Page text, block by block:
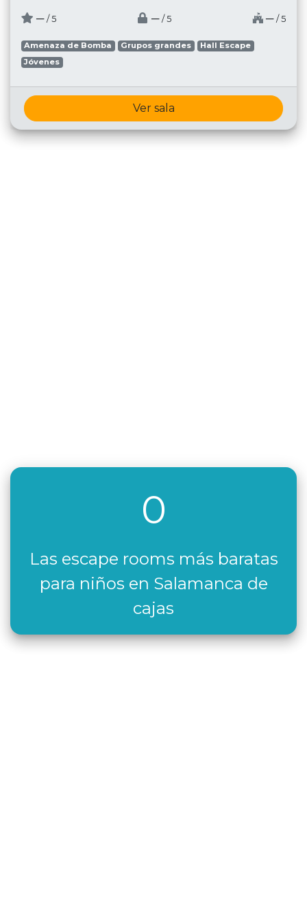
─ / 5 ─ / 5 ─ / 5
Amenaza de Bomba Grupos grandes
Hall Escape
Jóvenes
Ver sala
0
Las escape rooms más baratas
para niños en Salamanca de
cajas